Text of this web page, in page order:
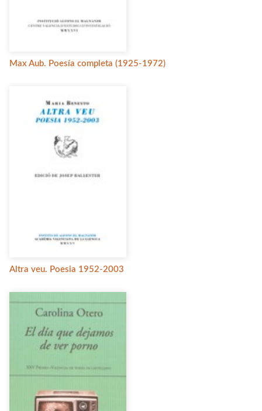
Max Aub. Poesía completa (1925-1972)
Altra veu. Poesia 1952-2003